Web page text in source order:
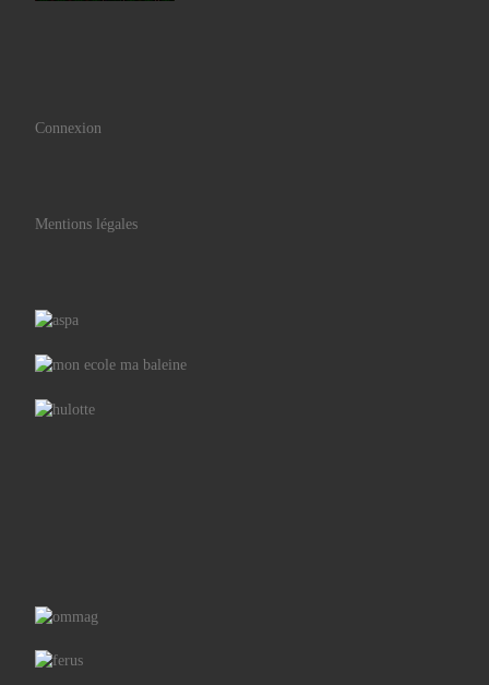
Connexion
Mentions légales